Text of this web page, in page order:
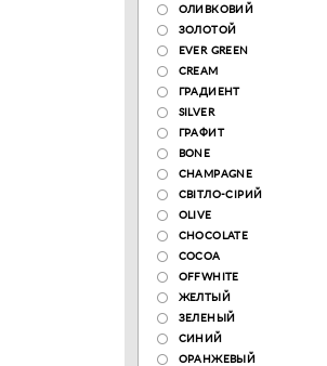
ОЛИВКОВИЙ
ЗОЛОТОЙ
EVER GREEN
CREAM
ГРАДИЕНТ
SILVER
ГРАФИТ
BONE
CHAMPAGNE
СВІТЛО-СІРИЙ
OLIVE
CHOCOLATE
COCOA
OFFWHITE
ЖЕЛТЫЙ
ЗЕЛЕНЫЙ
СИНИЙ
ОРАНЖЕВЫЙ